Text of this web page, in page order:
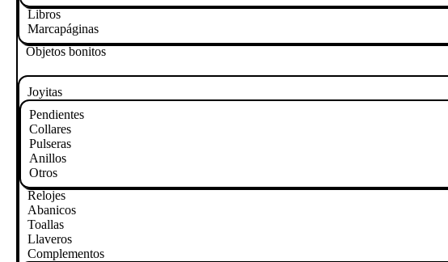
Libros
Marcapáginas
Objetos bonitos
Joyitas
Pendientes
Collares
Pulseras
Anillos
Otros
Relojes
Abanicos
Toallas
Llaveros
Complementos